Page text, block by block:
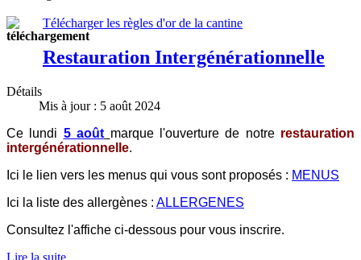
Télécharger les règles d'or de la cantine
Restauration Intergénérationnelle
Détails
Mis à jour : 5 août 2024
Ce lundi 5 août marque l'ouverture de notre restauration
intergénérationnelle.
Ici le lien vers les menus qui vous sont proposés : MENUS
Ici la liste des allergènes : ALLERGENES
Consultez l'affiche ci-dessous pour vous inscrire.
Lire la suite...